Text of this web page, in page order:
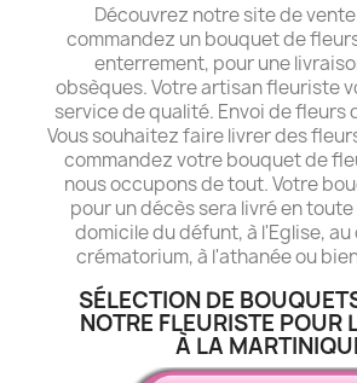
Découvrez notre site de
commandez un bouquet de
enterrement, pour une
obsèques. Votre artisan fleuriste
service de qualité. Envoi de fleurs
Vous souhaitez faire livrer des
commandez votre bouquet de
nous occupons de tout. Votre
pour un décès sera livré en
domicile du défunt, à l'Eglise,
crématorium, à l'athanée ou
SÉLECTION DE
NOTRE FLEURISTE POUR
À LA